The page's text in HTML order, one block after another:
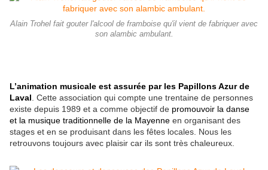
Alain Trohel fait gouter l'alcool de framboise qu'il vient de fabriquer avec
son alambic ambulant.
L’animation musicale est assurée par les Papillons Azur de
Laval . Cette association qui compte une trentaine de personnes
existe depuis 1989 et a comme objectif de promouvoir la danse
et la musique traditionnelle de la Mayenne en organisant des
stages et en se produisant dans les fêtes locales. Nous les
retrouvons toujours avec plaisir car ils sont très chaleureux.